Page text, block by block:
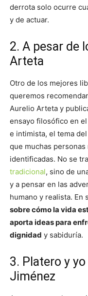
derrota solo ocurre
y de actuar.
2. A pesar de
Arteta
Otro de los mejores
queremos
Aurelio Arteta y
ensayo filosófico en
e intimista, el tema
que muchas
identificadas. No se
tradicional, sino de
y a pensar en las
humano y realista. En
sobre cómo la vida
aporta ideas para
dignidad y sabiduría.
3. Platero y
Jiménez